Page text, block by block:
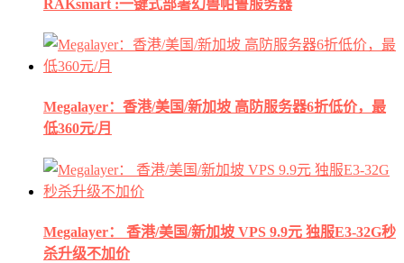
RAKsmart :一键式部署幻兽帕鲁服务器
Megalayer：香港/美国/新加坡 高防服务器6折低价，最
低360元/月
Megalayer： 香港/美国/新加坡 VPS 9.9元 独服E3-32G秒
杀升级不加价